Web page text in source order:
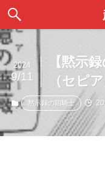
【黙示
（セピ
2024
9/11
黙示録の四騎士